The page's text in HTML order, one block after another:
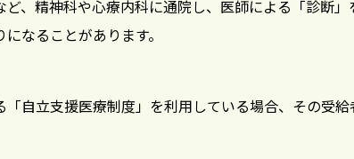
、精神科や心療内科に通院し、医師による「診断」
なることがあります。
自立支援医療制度」を利用している場合、その受給